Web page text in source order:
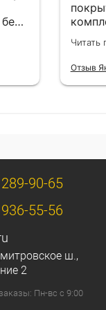
Цены
Читать
Отзыв
90-65
55-56
ш.,
2
Пн-вс с 9:00